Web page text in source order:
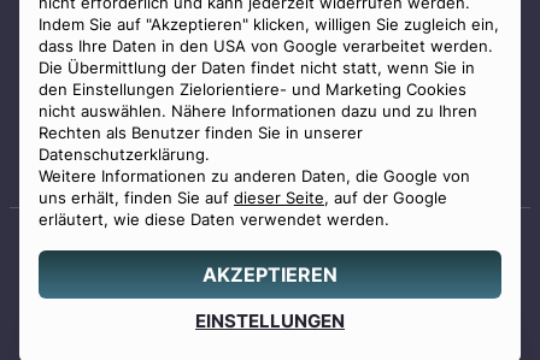
Indem Sie auf "Akzeptieren" klicken, willigen Sie zugleich ein,
dass Ihre Daten in den USA von Google verarbeitet werden.
Die Übermittlung der Daten findet nicht statt, wenn Sie in
den Einstellungen Zielorientiere- und Marketing Cookies
nicht auswählen. Nähere Informationen dazu und zu Ihren
Rechten als Benutzer finden Sie in unserer
Datenschutzerklärung.
Weitere Informationen zu anderen Daten, die Google von
uns erhält, finden Sie auf dieser Seite, auf der Google
erläutert, wie diese Daten verwendet werden.
AKZEPTIEREN
EINSTELLUNGEN
0800 88 44 04
erstellen
Staatlich geprüfter
© 2026 Benu GmbH. Alle Rechte vorbehalten.